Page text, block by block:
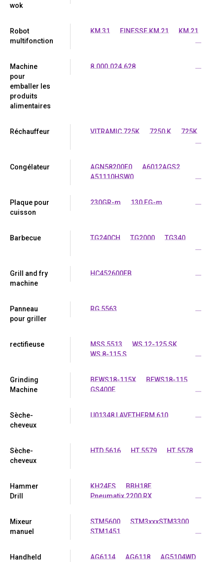
wok
Robot
multifonction
KM 31 FINESSE KM 21
KM 21
...
Machine
pour
emballer les
produits
alimentaires
8.000.024.628 ...
Réchauffeur VITRAMIC 725K 7250 K
725K
...
Congélateur AGN58200F0
A6012AGS2
A51110HSW0
...
Plaque pour
cuisson
230GR-m 130 FG-m ...
Barbecue TG240CH TG2000
TG340
...
Grill and fry
machine
HC452600EB ...
Panneau
pour griller
RG 5563 ...
rectifieuse MSS 5513
WS 12-125 SK
WS 8-115 S
...
Grinding
Machine
BEWS18-115X
BEWS18-115
GS400E
...
Sèche-
cheveux
U01348 LAVETHERM 610 ...
Sèche-
cheveux
HTD 5616 HT 5579
HT 5578
...
Hammer
Drill
KH24ES
BBH18E
Pneumatix 2200 RX
...
Mixeur
manuel
STM5600
STM3xxxSTM3300
STM1451
...
Handheld
AG6114 AG6118
AG5104WD